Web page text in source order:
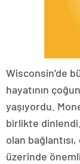
Wisconsin’de
hayatının
yaşıyordu.
birlikte
olan
üzerinde